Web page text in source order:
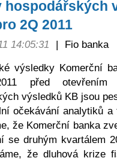
hospodářských
2Q 2011
14:05:31 |
Fio banka
výsledky Komerční
před
výsledků KB jsou
očekávání analytiků
že Komerční banka
se druhým kvartálem
že dluhová krize